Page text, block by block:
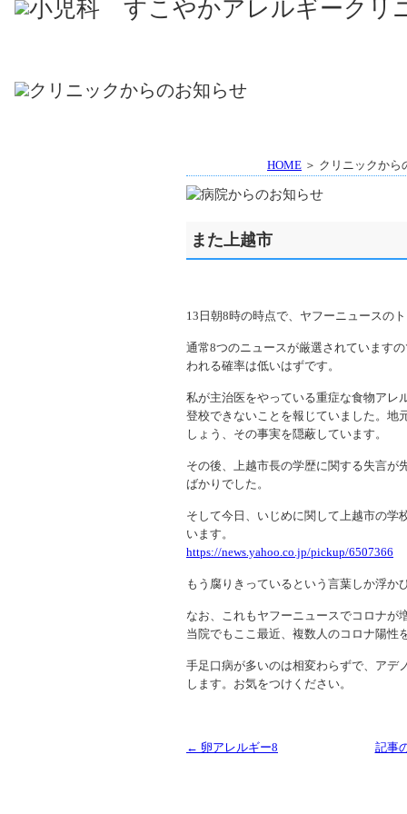
HOME ＞ クリニックか
また上越市
13日朝8時の時点で、ヤフーニュースの
通常8つのニュースが厳選されています
われる確率は低いはずです。
私が主治医をやっている重症な食物アレ
登校できないことを報じていました。地
しょう、その事実を隠蔽しています。
その後、上越市長の学歴に関する失言が
ばかりでした。
そして今日、いじめに関して上越市の学
います。
https://news.yahoo.co.jp/pickup/6507366
もう腐りきっているという言葉しか浮か
なお、これもヤフーニュースでコロナが
当院でもここ最近、複数人のコロナ陽性
手足口病が多いのは相変わらずで、アデ
します。お気をつけください。
← 卵アレルギー8 記事